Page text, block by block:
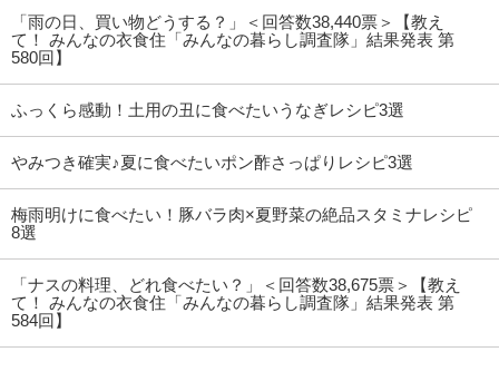
「雨の日、買い物どうする？」＜回答数38,440票＞【教え
て！ みんなの衣食住「みんなの暮らし調査隊」結果発表 第
580回】
ふっくら感動！土用の丑に食べたいうなぎレシピ3選
みつき確実♪夏に食べたいポン酢さっぱりレシピ3選
梅雨明けに食べたい！豚バラ肉×夏野菜の絶品スタミナレシピ
8選
「ナスの料理、どれ食べたい？」＜回答数38,675票＞【教え
て！ みんなの衣食住「みんなの暮らし調査隊」結果発表 第
584回】